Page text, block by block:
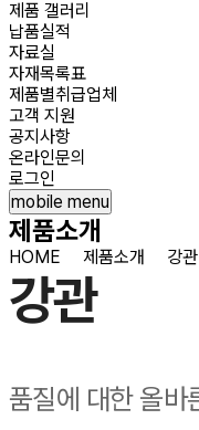
제품 갤러리
납품실적
자료실
자재목록표
제품별취급업체
고객 지원
공지사항
온라인문의
로그인
mobile menu
제품소개
HOME 제품소개 강관
강관
품질에 대한 올바